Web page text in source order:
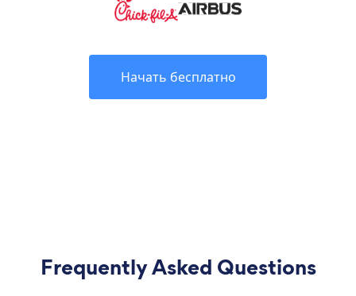
Начать бесплатно
Frequently Asked Questions